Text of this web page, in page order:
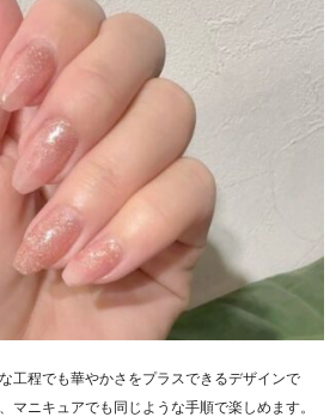
工程でも華やかさをプラスできるデザインで
マニキュアでも同じような手順で楽しめます。